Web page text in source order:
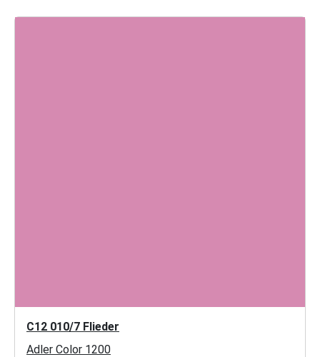
C12 010/7 Flieder
Adler Color 1200